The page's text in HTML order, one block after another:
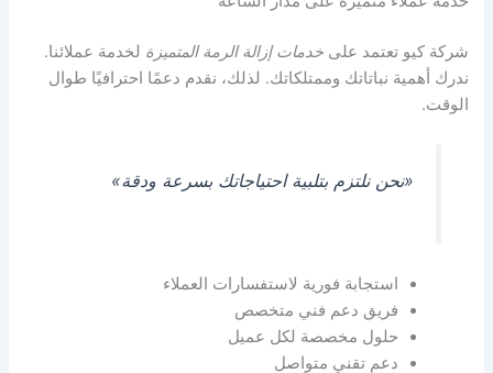
شركة كيو تعتمد علىخدمات إزالة الرمة المتميزة لخدمة عملائنا.
ندرك أهمية نباتاتك وممتلكاتك. لذلك، نقدم دعمًا احترافيًا طوال
الوقت.
«نحن نلتزم بتلبية احتياجاتك بسرعة ودقة»
استجابة فورية لاستفسارات العملاء
فريق دعم فني متخصص
حلول مخصصة لكل عميل
دعم تقني متواصل